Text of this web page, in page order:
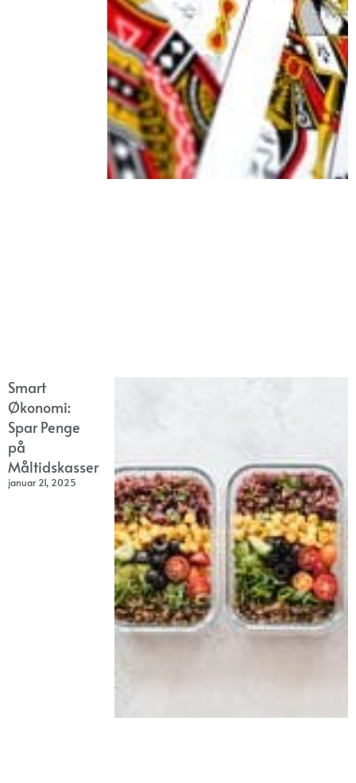
Smart
Økonomi:
Spar Penge
på
Måltidskasser
januar 21, 2025